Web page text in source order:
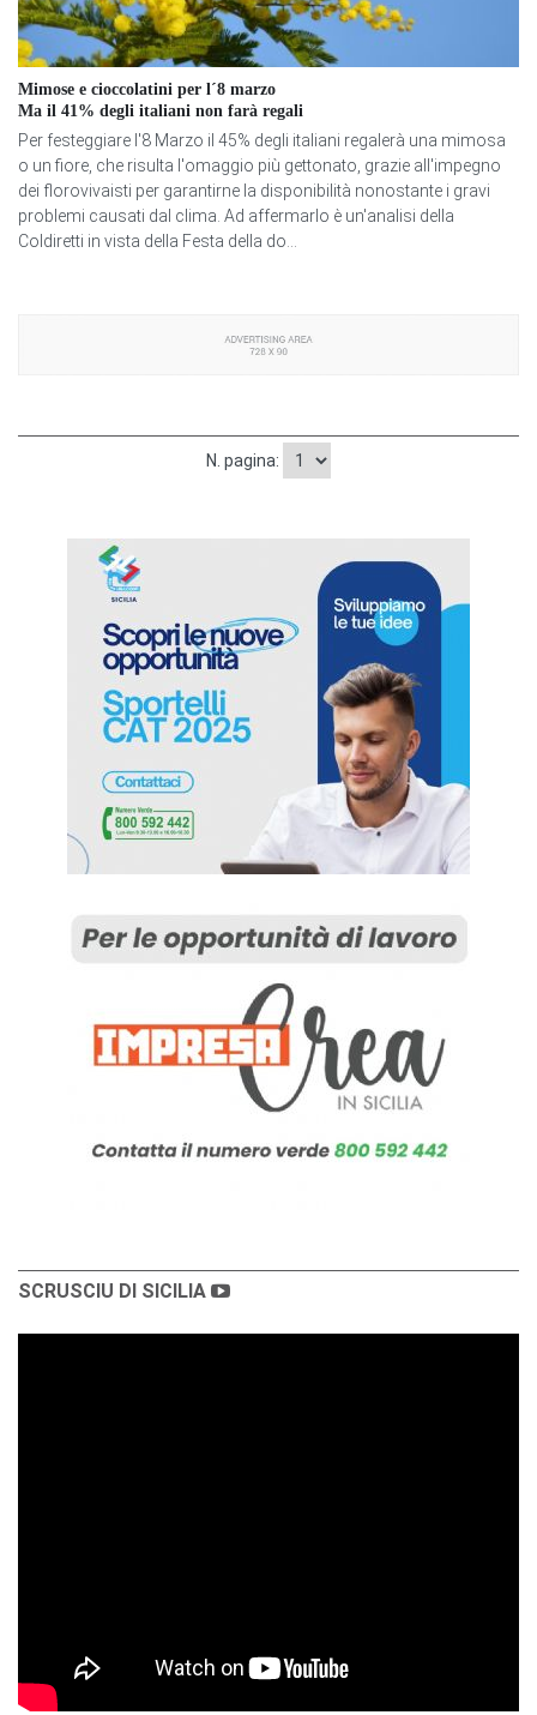
Mimose e cioccolatini per l´8 marzo
Ma il 41% degli italiani non farà regali
Per festeggiare l'8 Marzo il 45% degli italiani regalerà una mimosa
o un fiore, che risulta l'omaggio più gettonato, grazie all'impegno
dei florovivaisti per garantirne la disponibilità nonostante i gravi
problemi causati dal clima. Ad affermarlo è un'analisi della
Coldiretti in vista della Festa della do...
N. pagina:
SCRUSCIU DI SICILIA